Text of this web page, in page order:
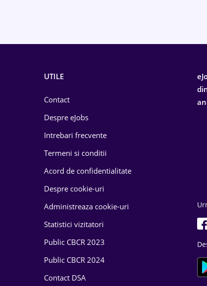
UTILE
Contact
Despre eJobs
Intrebari frecvente
Termeni si conditii
Acord de confidentialitate
Despre cookie-uri
Administreaza cookie-uri
Statistici vizitatori
Public CBCR 2023
Public CBCR 2024
Contact DSA